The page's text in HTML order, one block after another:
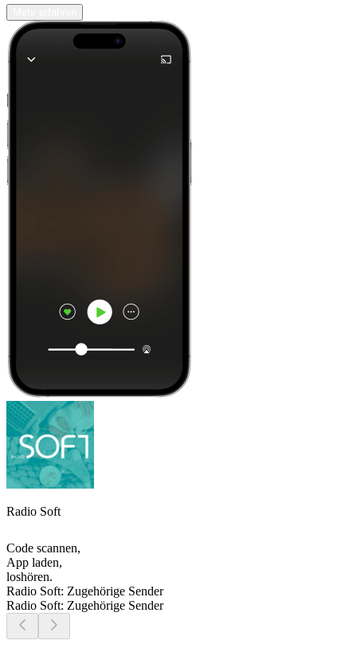
Radio Soft
Code scannen,
App laden,
loshören.
Radio Soft: Zugehörige Sender
Radio Soft: Zugehörige Sender